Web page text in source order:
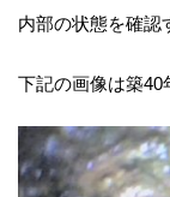
内部の状態を確認
下記の画像は築40